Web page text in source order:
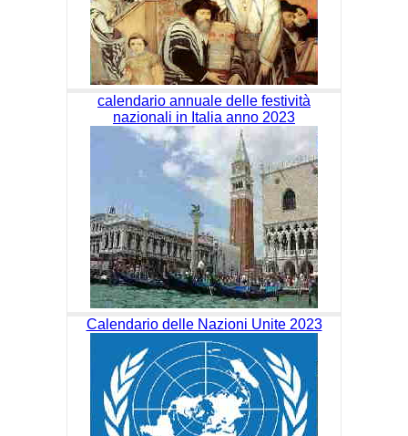
calendario annuale delle festività
nazionali in Italia anno 2023
Calendario delle Nazioni Unite 2023